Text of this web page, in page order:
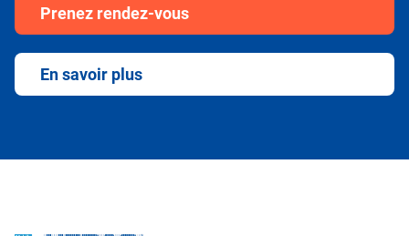
Prenez rendez-vous
En savoir plus